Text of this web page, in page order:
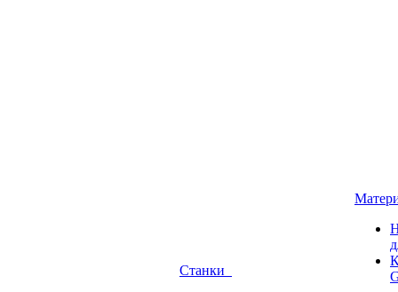
Станки